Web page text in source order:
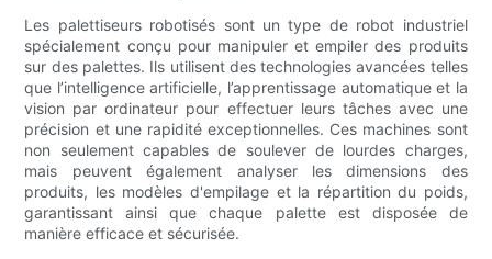
Les palettiseurs robotisés sont un type de robot industriel
spécialement conçu pour manipuler et empiler des produits
sur des palettes. Ils utilisent des technologies avancées telles
que l’intelligence artificielle, l’apprentissage automatique et la
vision par ordinateur pour effectuer leurs tâches avec une
précision et une rapidité exceptionnelles. Ces machines sont
non seulement capables de soulever de lourdes charges,
mais peuvent également analyser les dimensions des
produits, les modèles d'empilage et la répartition du poids,
garantissant ainsi que chaque palette est disposée de
manière efficace et sécurisée.